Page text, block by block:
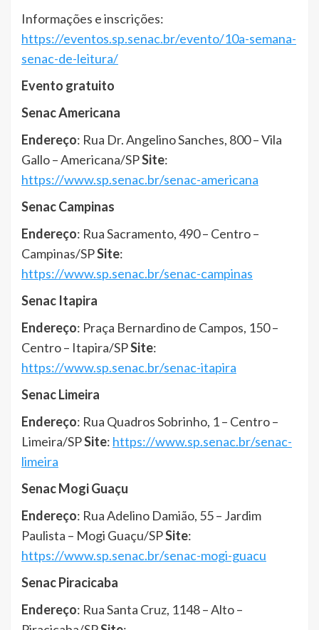
Informações e inscrições:
https://eventos.sp.senac.br/evento/10a-semana-
senac-de-leitura/
Evento gratuito
Senac Americana
Endereço: Rua Dr. Angelino Sanches, 800 – Vila
Gallo – Americana/SPSite:
https://www.sp.senac.br/senac-americana
Senac Campinas
Endereço: Rua Sacramento, 490 – Centro –
Campinas/SPSite:
https://www.sp.senac.br/senac-campinas
Senac Itapira
Endereço: Praça Bernardino de Campos, 150 –
Centro – Itapira/SPSite:
https://www.sp.senac.br/senac-itapira
Senac Limeira
Endereço: Rua Quadros Sobrinho, 1 – Centro –
Limeira/SPSite: https://www.sp.senac.br/senac-
limeira
Senac Mogi Guaçu
Endereço: Rua Adelino Damião, 55 – Jardim
Paulista – Mogi Guaçu/SPSite:
https://www.sp.senac.br/senac-mogi-guacu
Senac Piracicaba
Endereço: Rua Santa Cruz, 1148 – Alto –